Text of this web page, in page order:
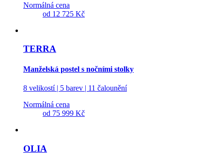
Normálná cena
od 12 725 Kč
TERRA
Manželská postel s nočními stolky
8 velikostí | 5 barev | 11 čalounění
Normálná cena
od 75 999 Kč
OLIA